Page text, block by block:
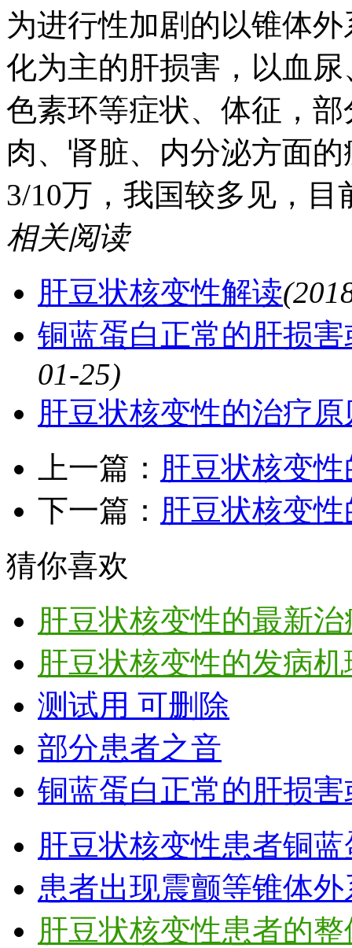
为进行性加剧的以锥体
化为主的肝损害，以血
色素环等症状、体征，
肉、肾脏、内分泌方面
3/10万，我国较多见，
相关阅读
肝豆状核变性解读
铜蓝蛋白正常的肝损
01-25)
肝豆状核变性的治疗原
上一篇： 肝豆状核变
下一篇： 肝豆状核变
猜你喜欢
肝豆状核变性的最新
肝豆状核变性的发病机
测试用 可删除
部分患者之音
铜蓝蛋白正常的肝损
肝豆状核变性患者铜
患者出现震颤等锥体
肝豆状核变性患者的